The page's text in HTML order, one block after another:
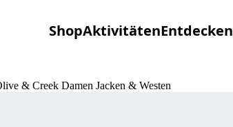
ShopAktivitätenEntdecken
& Creek Damen Jacken & Westen